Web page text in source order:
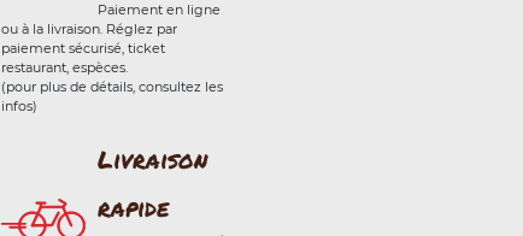
Paiement en ligne
ou à la livraison. Réglez par
paiement sécurisé, ticket
restaurant, espèces.
(pour plus de détails, consultez les
infos)
Livraison
rapide